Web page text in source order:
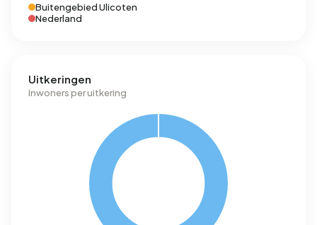
Buitengebied Ulicoten
Nederland
Uitkeringen
Inwoners per uitkering